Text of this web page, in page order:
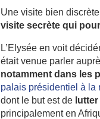
Une visite bien
visite secrète qui
L’Elysée en voit
était venue parler
notamment dans les
palais présidentiel à la
dont le but est de
principalement en